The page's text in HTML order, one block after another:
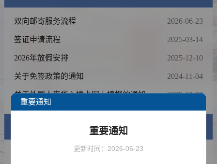
双向邮寄服务流程 2026-06-23
签证申请流程 2025-03-14
2026年放假安排 2025-12-10
关于免签政策的通知 2024-11-04
关于外国人来华入境卡网上填报的通知 2025-12-09
签证类型及材料清单
重要通知
重要通知
更新时间：2026-06-23